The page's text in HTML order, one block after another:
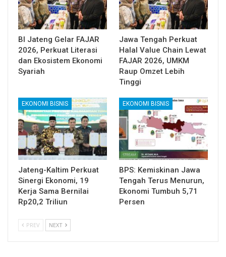
BI Jateng Gelar FAJAR
2026, Perkuat Literasi
dan Ekosistem Ekonomi
Syariah
Jawa Tengah Perkuat
Halal Value Chain Lewat
FAJAR 2026, UMKM
Raup Omzet Lebih
Tinggi
EKONOMI BISNIS
Jateng-Kaltim Perkuat
Sinergi Ekonomi, 19
Kerja Sama Bernilai
Rp20,2 Triliun
EKONOMI BISNIS
BPS: Kemiskinan Jawa
Tengah Terus Menurun,
Ekonomi Tumbuh 5,71
Persen
PREV NEXT